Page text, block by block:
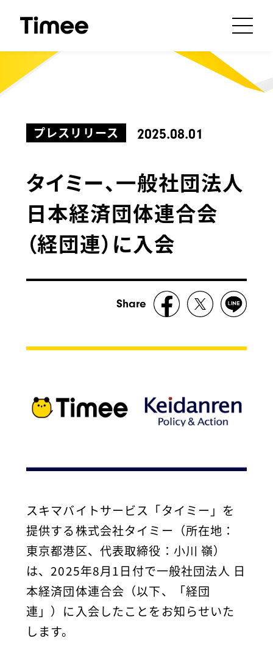
プレスリリース 2025.08.01
Share
タイミー、一般社団法人
日本経済団体連合会
（経団連）に入会
スキマバイトサービス「タイミー」を
提供する株式会社タイミー（所在地：
東京都港区、代表取締役：小川 嶺）
は、2025年8月1日付で一般社団法人 日
本経済団体連合会（以下、「経団
連」）に入会したことをお知らせいた
します。